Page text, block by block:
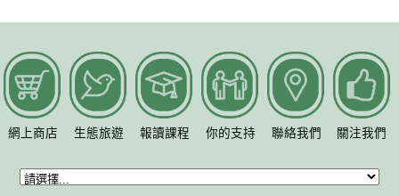
網上商店 生態旅遊 報讀課程 你的支持 聯絡我們 關注我們